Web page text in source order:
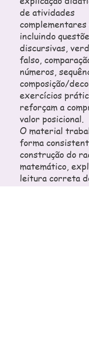
de atividades
incluindo
discursivas,
falso,
números,
composição/
exercícios
reforçam a
valor posicional.
O material
forma
construção do
matemático,
leitura correta